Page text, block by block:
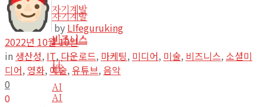
자기계발
비즈니스
IT
AI
자기계발
비즈니스
IT
AI
by LIfeguruking
2022년 10월 10일
in 생산성, IT, 다운로드, 마케팅, 미디어, 미술, 비즈니스, 소셜미
디어, 영화, 예술,유튜브, 음악
0
0